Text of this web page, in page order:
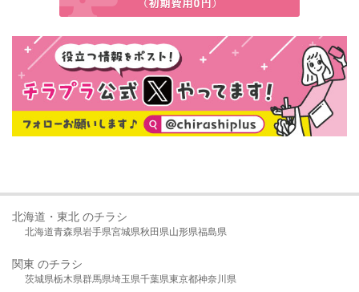
北海道・東北 のチラシ
北海道青森県岩手県宮城県秋田県山形県福島県
関東 のチラシ
茨城県栃木県群馬県埼玉県千葉県東京都神奈川県